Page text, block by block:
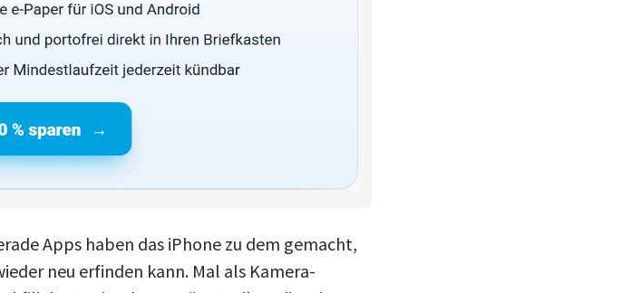
Apps haben das iPhone zu dem gemacht,
neu erfinden kann. Mal als Kamera-